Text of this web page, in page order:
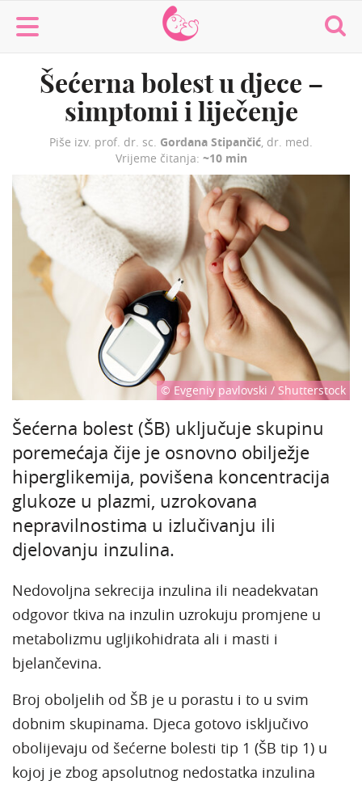
MaminaMaza
Šećerna bolest u djece –
simptomi i liječenje
Piše izv. prof. dr. sc. Gordana Stipančić, dr. med.
Vrijeme čitanja: ~10 min
© Evgeniy pavlovski / Shutterstock
Šećerna bolest (ŠB) uključuje skupinu
poremećaja čije je osnovno obilježje
hiperglikemija, povišena koncentracija
glukoze u plazmi, uzrokovana
nepravilnostima u izlučivanju ili
djelovanju inzulina.
Nedovoljna sekrecija inzulina ili neadekvatan
odgovor tkiva na inzulin uzrokuju promjene u
metabolizmu ugljikohidrata ali i masti i
bjelančevina.
Broj oboljelih od ŠB je u porastu i to u svim
dobnim skupinama. Djeca gotovo isključivo
obolijevaju od šećerne bolesti tip 1 (ŠB tip 1) u
kojoj je zbog apsolutnog nedostatka inzulina